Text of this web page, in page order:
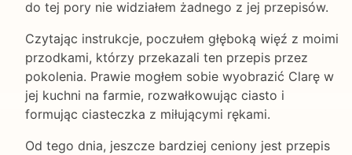
do tej pory nie widziałem żadnego z jej przepisów.
Czytając instrukcje, poczułem głęboką więź z moimi
przodkami, którzy przekazali ten przepis przez
pokolenia. Prawie mogłem sobie wyobrazić Clarę w
jej kuchni na farmie, rozwałkowując ciasto i
formując ciasteczka z miłującymi rękami.
Od tego dnia, jeszcze bardziej ceniony jest przepis